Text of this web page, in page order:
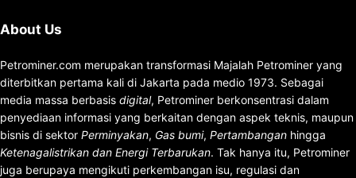
About Us
Petrominer.com merupakan transformasi Majalah Petrominer yang
diterbitkan pertama kali di Jakarta pada medio 1973. Sebagai
media massa berbasis digital, Petrominer berkonsentrasi dalam
penyediaan informasi yang berkaitan dengan aspek teknis, maupun
bisnis di sektor Perminyakan, Gas bumi, Pertambangan hingga
Ketenagalistrikan dan Energi Terbarukan. Tak hanya itu, Petrominer
juga berupaya mengikuti perkembangan isu, regulasi dan